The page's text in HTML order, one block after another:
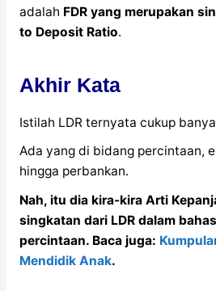
adalah FDR yang merupakan
to Deposit Ratio.
Akhir Kata
Istilah LDR ternyata cukup
Ada yang di bidang percintaan,
hingga perbankan.
Nah, itu dia kira-kira Arti
singkatan dari LDR dalam
percintaan. Baca juga:
Mendidik Anak.